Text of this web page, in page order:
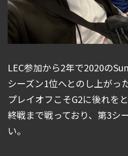
LEC参加から2年で2020の
シーズン1位へとのし上がっ
プレイオフこそG2に後れを
終戦まで戦っており、第3シ
い。